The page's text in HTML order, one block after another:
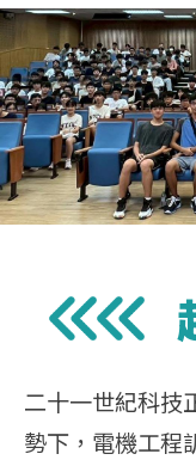
二十一世紀科技
勢下，電機工程